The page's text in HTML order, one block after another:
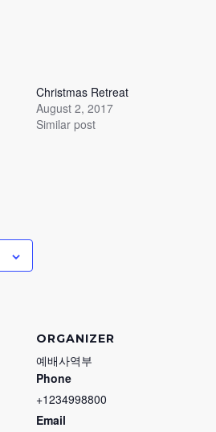
Christmas Retreat
August 2, 2017
Similar post
ORGANIZER
예배사역부
Phone
+1234998800
Email